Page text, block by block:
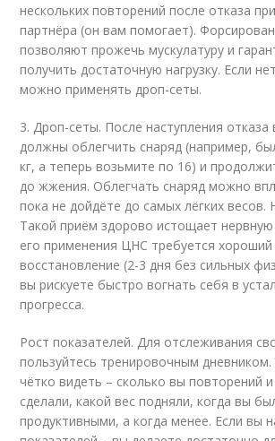
нескольких повторений после отказа
партнёра (он вам помогает).
позволяют прожечь мускулатуру и
получить достаточную нагрузку. Если
можно применять дроп-сеты.
3. Дроп-сеты. После наступления
должны облегчить снаряд (например,
кг, а теперь возьмите по 16) и
до жжения. Облегчать снаряд можно
пока не дойдёте до самых лёгких
Такой приём здорово истощает нервную
его применения ЦНС требуется
восстановление (2-3 дня без сильных
вы рискуете быстро вогнать себя в
прогресса.
Рост показателей. Для отслеживания
пользуйтесь тренировочным
чётко видеть – сколько вы повторений
сделали, какой вес подняли, когда вы
продуктивными, а когда менее. Если вы